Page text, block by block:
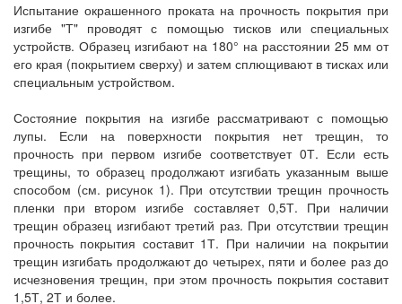
Испытание окрашенного проката на прочность покрытия при
изгибе "Т" проводят с помощью тисков или специальных
устройств. Образец изгибают на 180° на расстоянии 25 мм от
его края (покрытием сверху) и затем сплющивают в тисках или
специальным устройством.
Состояние покрытия на изгибе рассматривают с помощью
лупы. Если на поверхности покрытия нет трещин, то
прочность при первом изгибе соответствует 0Т. Если есть
трещины, то образец продолжают изгибать указанным выше
способом (см. рисунок 1). При отсутствии трещин прочность
пленки при втором изгибе составляет 0,5Т. При наличии
трещин образец изгибают третий раз. При отсутствии трещин
прочность покрытия составит 1Т. При наличии на покрытии
трещин изгибать продолжают до четырех, пяти и более раз до
исчезновения трещин, при этом прочность покрытия составит
1,5Т, 2Т и более.